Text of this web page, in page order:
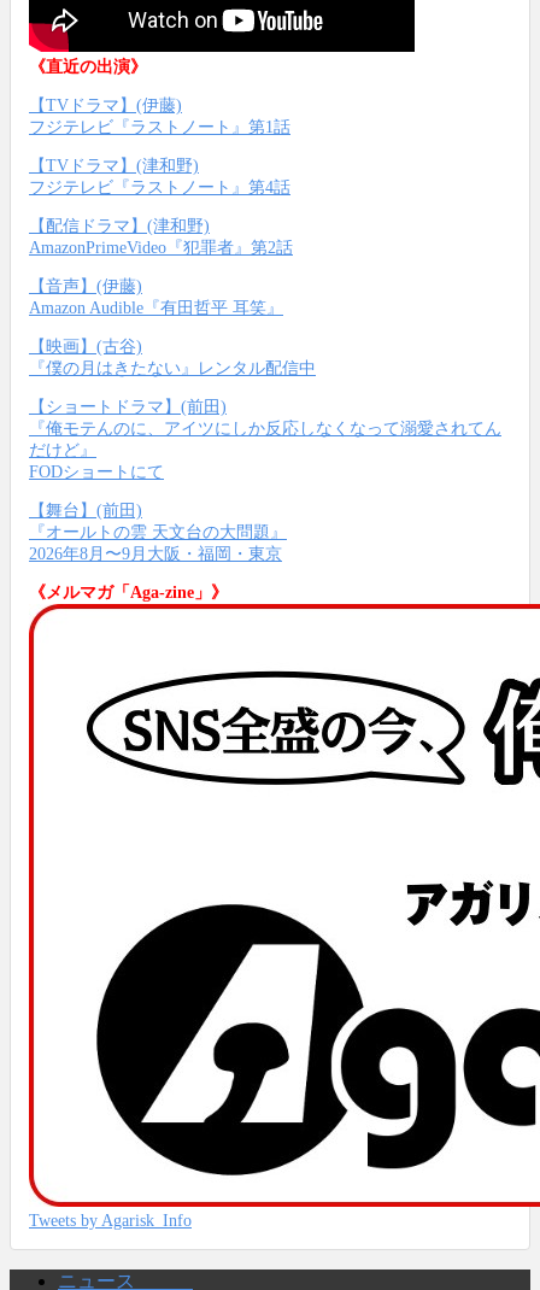
《直近の出演》
【TVドラマ】(伊藤)
フジテレビ『ラストノート』第1話
【TVドラマ】(津和野)
フジテレビ『ラストノート』第4話
【配信ドラマ】(津和野)
AmazonPrimeVideo『犯罪者』第2話
【音声】(伊藤)
Amazon Audible『有田哲平 耳笑』
【映画】(古谷)
『僕の月はきたない』レンタル配信中
【ショートドラマ】(前田)
『俺モテんのに、アイツにしか反応しなくなって溺愛されてん
だけど』
FODショートにて
【舞台】(前田)
『オールトの雲 天文台の大問題』
2026年8月〜9月大阪・福岡・東京
《メルマガ「Aga-zine」》
Tweets by Agarisk_Info
ニュース